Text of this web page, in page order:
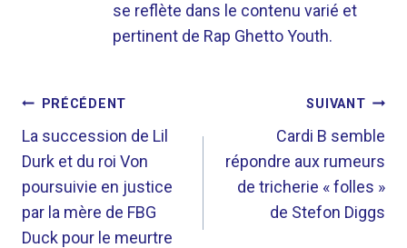
se reflète dans le contenu varié et
pertinent de Rap Ghetto Youth.
NAVIGATION
DE
L’ARTICLE
PRÉCÉDENT
La succession de Lil
Durk et du roi Von
poursuivie en justice
par la mère de FBG
Duck pour le meurtre
SUIVANT
Cardi B semble
répondre aux rumeurs
de tricherie « folles »
de Stefon Diggs